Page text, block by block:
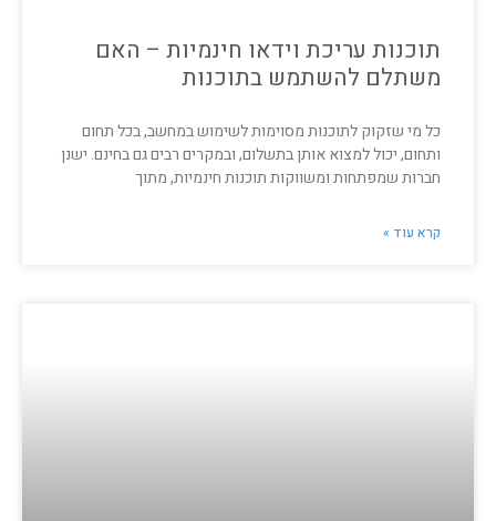
תוכנות עריכת וידאו חינמיות – האם
משתלם להשתמש בתוכנות
כל מי שזקוק לתוכנות מסוימות לשימוש במחשב, בכל תחום
ותחום, יכול למצוא אותן בתשלום, ובמקרים רבים גם בחינם. ישנן
חברות שמפתחות ומשווקות תוכנות חינמיות, מתוך
קרא עוד »